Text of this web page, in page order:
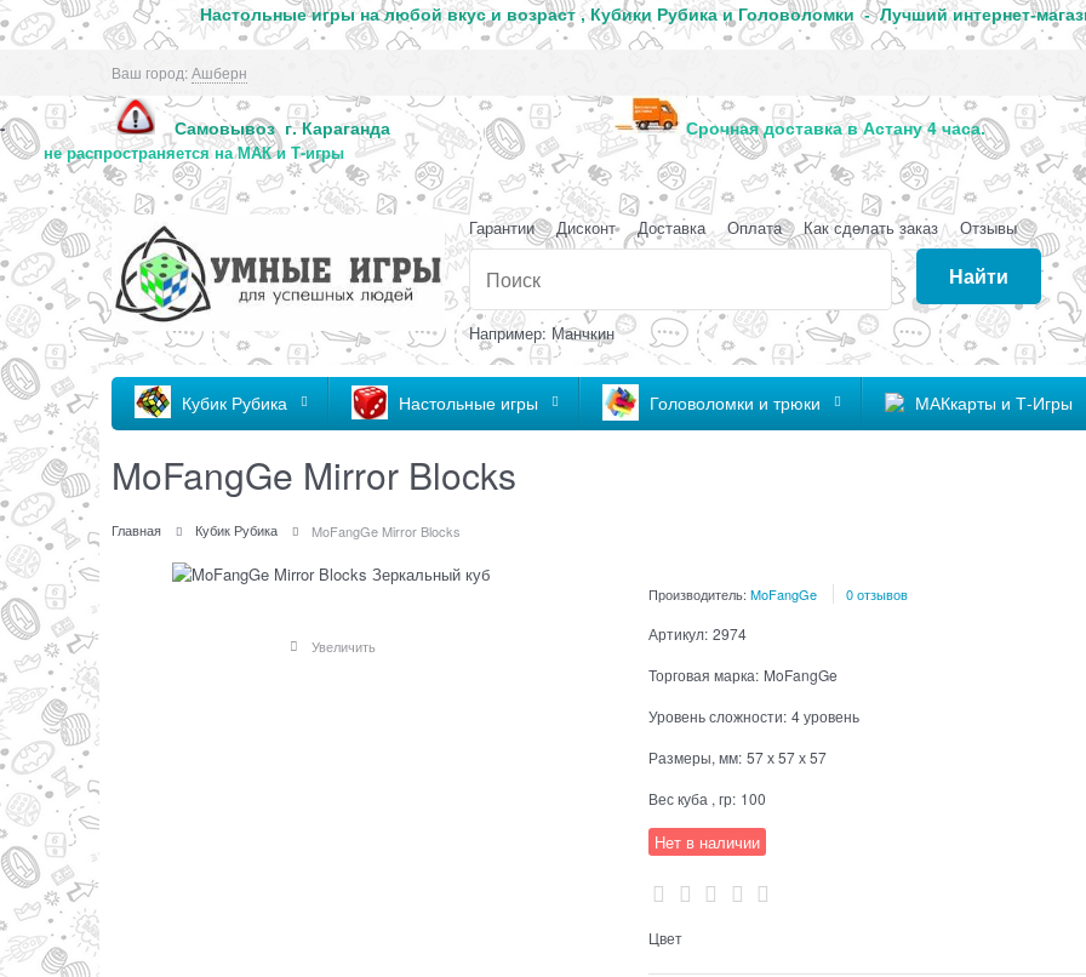
Настольные игры на любой вкус и возраст , Кубики Рубика и Головоломки - Лучший интернет-
Ваш город:Ашберн
- Самовывоз г. Караганда Срочная доставка в Астану 4
не распространяется на МАК и Т-игры
Гарантии Дисконт Доставка Оплата Как сделать заказ Отзывы
Найти
Например: Манчкин
Кубик Рубика Настольные игры Головоломки и трюки МАКкарты и Т-Игры
MoFangGe Mirror Blocks
Главная Кубик Рубика MoFangGe Mirror Blocks
Увеличить
Производитель: MoFangGe 0 отзывов
Артикул: 2974
Торговая марка: MoFangGe
Уровень сложности: 4 уровень
Размеры, мм: 57 х 57 х 57
Вес куба , гр: 100
Нет в наличии
Цвет